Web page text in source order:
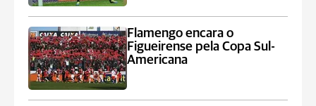
Flamengo encara o
Figueirense pela Copa Sul-
Americana